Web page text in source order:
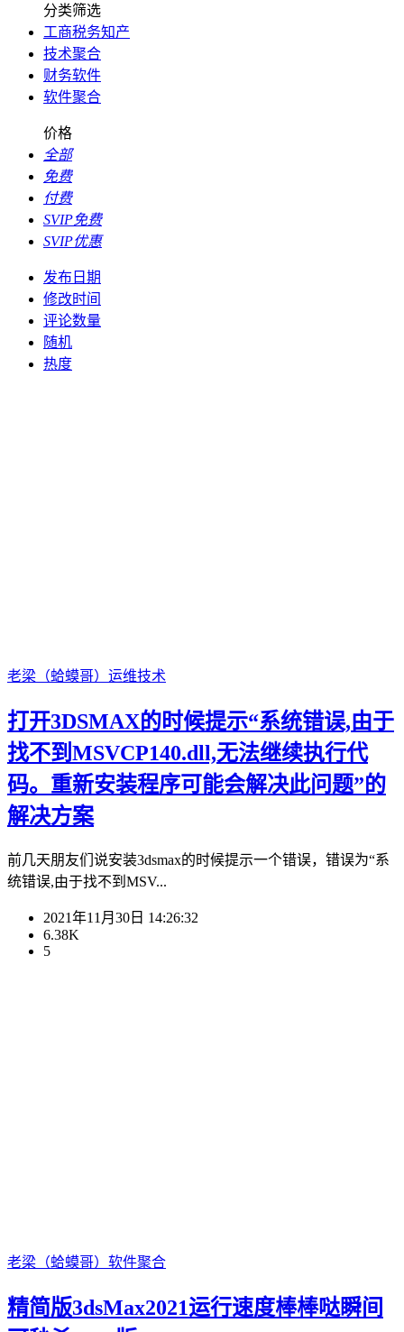
分类筛选
工商税务知产
技术聚合
财务软件
软件聚合
价格
全部
免费
付费
SVIP免费
SVIP优惠
发布日期
修改时间
评论数量
随机
热度
老梁（蛤蟆哥） 运维技术
打开3DSMAX的时候提示“系统错误,由于
找不到MSVCP140.dll,无法继续执行代
码。重新安装程序可能会解决此问题”的
解决方案
前几天朋友们说安装3dsmax的时候提示一个错误，错误为“系
统错误,由于找不到MSV...
2021年11月30日 14:26:32
6.38K
5
老梁（蛤蟆哥） 软件聚合
精简版3dsMax2021运行速度棒棒哒瞬间